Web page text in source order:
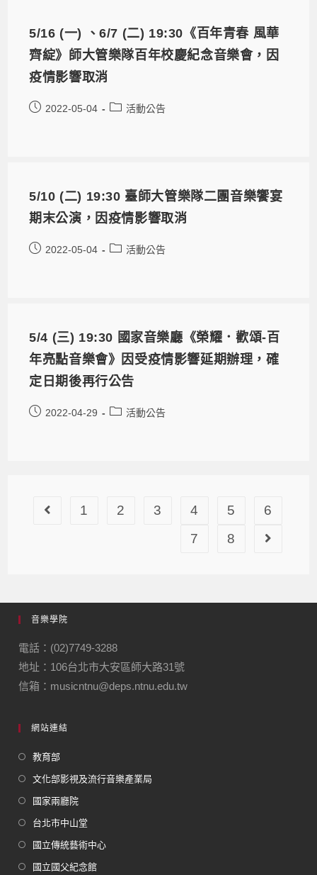
5/16 (一) 、6/7 (二) 19:30《百年青春 風華
齊綻》師大管樂隊百年校慶紀念音樂會，因
疫情影響取消
2022-05-04 活動公告
5/10 (二) 19:30 臺師大管樂隊二團音樂饗宴
期末公演，因疫情影響取消
2022-05-04 活動公告
5/4 (三) 19:30 國家音樂廳《榮耀．歡頌-百
年亮點音樂會》因受疫情影響延期辦理，確
定日期後再行公告
2022-04-29 活動公告
1 2 3 4 5
6
7
8
音樂學院
電話：(02)7749-3288
地址：106台北市大安區師大路31號
信箱：musicntnu@deps.ntnu.edu.tw
網站連結
教育部
文化部影視及流行音樂產業局
國家兩廳院
台北市中山堂
國立傳統藝術中心
國立國父紀念館